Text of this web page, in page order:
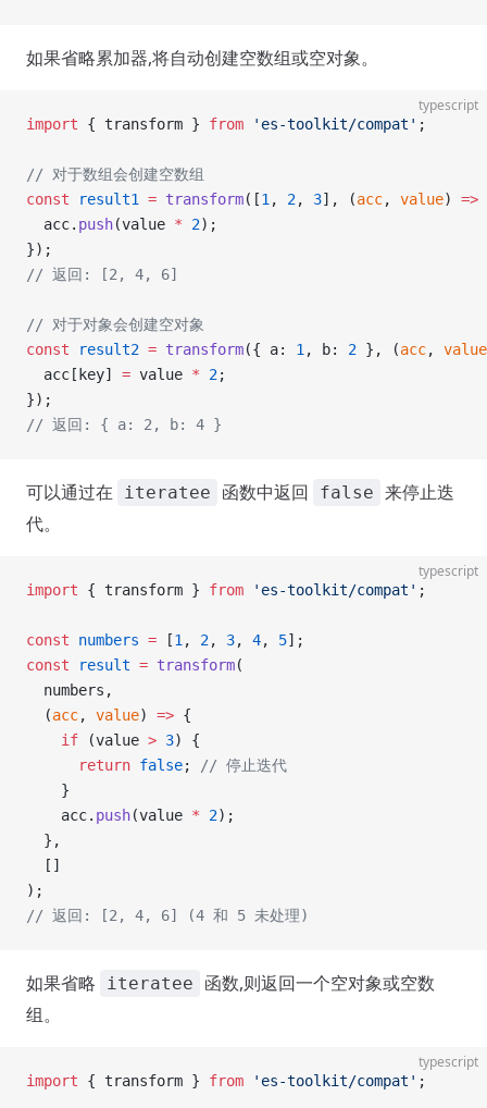
如果省略累加器,将自动创建空数组或空对象。
typescript
import { transform } from 'es-toolkit/compat' ;
// 对于数组会创建空数组
const result1 = transform([1 , 2, 3], (acc, value) =>
  acc.
push(value * 2);
});
// 返回: [2, 4, 6]
// 对于对象会创建空对象
const result2 = transform({ a: 1 , b: 2 }, (acc, value
  acc[key]
= value * 2;
});
// 返回: { a: 2, b: 4 }
可以通过在 iteratee 函数中返回 false 来停止迭
代。
typescript
import { transform } from 'es-toolkit/compat' ;
const numbers = [1 , 2, 3, 4, 5];
const result = transform(
  numbers,
  (
acc, value) => {
    if
(value > 3) {
      return
false;
// 停止迭代
    }
    acc.
push(value * 2);
  },
  []
);
// 返回: [2, 4, 6] (4 和 5 未处理)
如果省略 iteratee
函数,则返回一个空对象或空数
组。
typescript
import { transform } from 'es-toolkit/compat' ;